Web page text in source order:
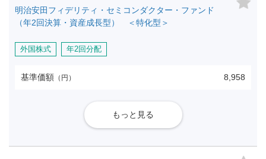
明治安田フィデリティ・セミコンダクター・ファンド
（年2回決算・資産成長型） ＜特化型＞
外国株式 年2回分配
基準価額 （円） 8,958
もっと見る